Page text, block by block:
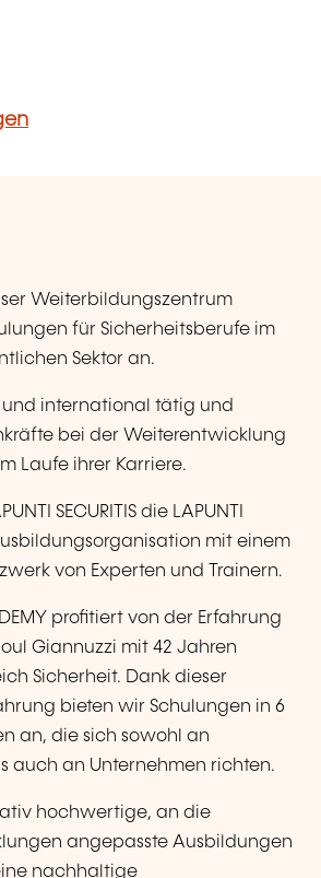
Weiterbildungszentrum
für Sicherheitsberufe im
Sektor an.
international tätig und
bei der Weiterentwicklung
Laufe ihrer Karriere.
SECURITIS die LAPUNTI
mit einem
von Experten und Trainern.
profitiert von der Erfahrung
Giannuzzi mit 42 Jahren
Sicherheit. Dank dieser
bieten wir Schulungen in 6
an, die sich sowohl an
auch an Unternehmen richten.
hochwertige, an die
angepasste Ausbildungen
nachhaltige